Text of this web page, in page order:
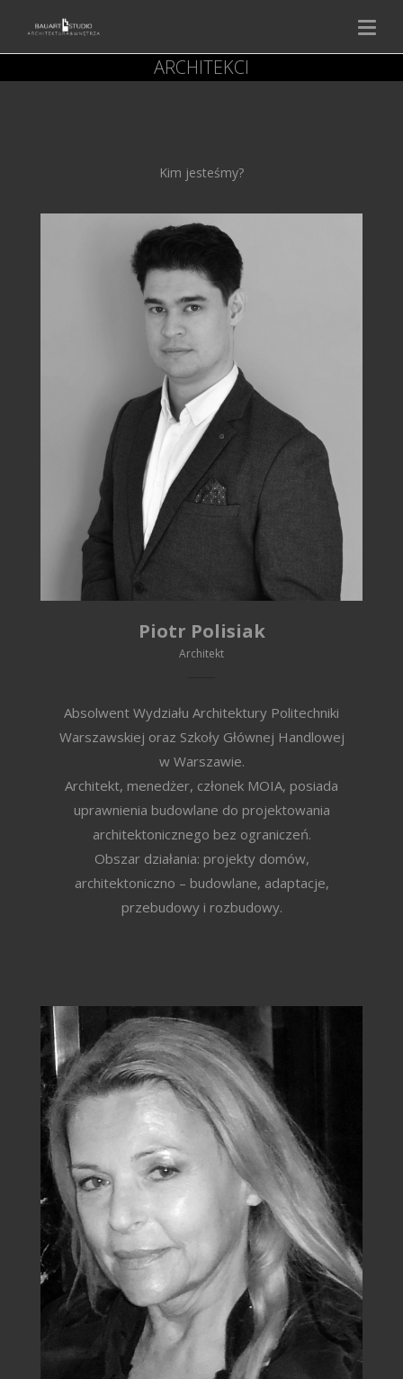
ARCHITEKCI
Kim jesteśmy?
Piotr Polisiak
Architekt
Absolwent Wydziału Architektury Politechniki
Warszawskiej oraz Szkoły Głównej Handlowej
w Warszawie.
Architekt, menedżer, członek MOIA, posiada
uprawnienia budowlane do projektowania
architektonicznego bez ograniczeń.
Obszar działania: projekty domów,
architektoniczno – budowlane, adaptacje,
przebudowy i rozbudowy.